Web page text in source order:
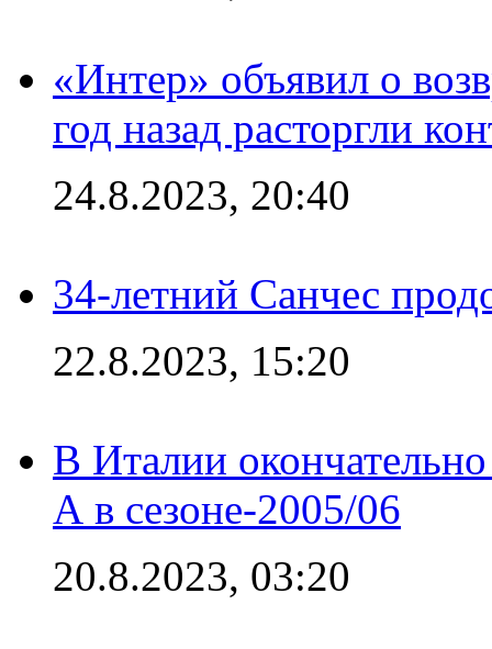
«Интер» объявил о
год назад расторгли
24.8.2023, 20:40
34-летний Санчес
22.8.2023, 15:20
В Италии
А в сезоне-2005/06
20.8.2023, 03:20